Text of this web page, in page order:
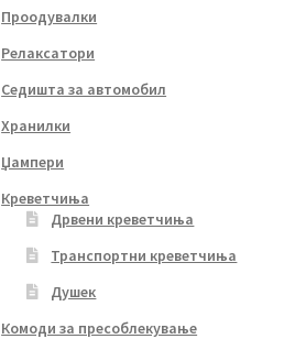
Проодувалки
Релаксатори
Седишта за автомобил
Хранилки
Џампери
Креветчиња
Дрвени креветчиња
Транспортни креветчиња
Душек
Комоди за пресоблекување